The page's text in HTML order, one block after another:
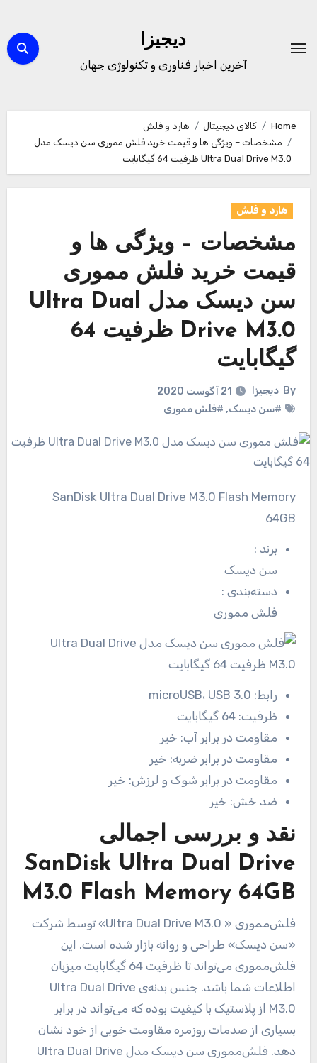
content
دیجیزا
آخرین اخبار فناوری و تکنولوژی جهان
Home کالای دیجیتال
هارد و فلش
مشخصات – ویژگی ها و قیمت خرید فلش مموری سن دیسک مدل
Ultra Dual Drive M3.0 ظرفیت 64 گیگابایت
هارد و فلش
مشخصات – ویژگی ها و
قیمت خرید فلش مموری
سن دیسک مدل Ultra Dual
Drive M3.0 ظرفیت 64
گیگابایت
By دیجیزا
21 آگوست 2020
#سن دیسک, #فلش مموری
SanDisk Ultra Dual Drive M3.0 Flash Memory
64GB
برند:
سن دیسک
دسته‌بندی:
فلش مموری
رابط: microUSB، USB 3.0
ظرفیت: 64 گیگابایت
مقاومت در برابر آب: خیر
مقاومت در برابر ضربه: خیر
مقاومت در برابر شوک و لرزش: خیر
ضد خش: خیر
نقد و بررسی اجمالی
SanDisk Ultra Dual Drive
M3.0 Flash Memory 64GB
فلش‌مموری « Ultra Dual Drive M3.0» توسط شرکت
«سن دیسک» طراحی و روانه بازار شده است. این
فلش‌مموری می‌تواند تا ظرفیت 64 گیگابایت میزبان
اطلاعات شما باشد. جنس بدنه‌ی Ultra Dual Drive
M3.0 از پلاستیک با کیفیت بوده که می‌تواند در برابر
بسیاری از صدمات روزمره مقاومت خوبی از خود نشان
دهد. فلش‌مموری سن دیسک مدل Ultra Dual Drive